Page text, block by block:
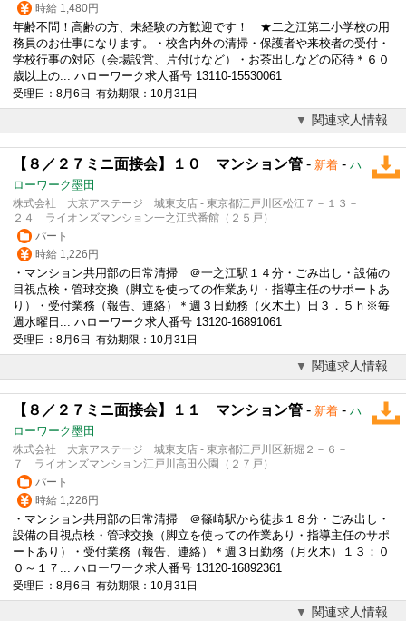
時給 1,480円
年齢不問！高齢の方、未経験の方歓迎です！ ★二之江第二小学校の用
務員のお仕事になります。・校舎内外の清掃・保護者や来校者の受付 ・
学校行事の対応（会場設営、片付けなど）・お茶出しなどの応待＊６０
歳以上の... ハローワーク求人番号 13110-15530061
受理日：8月6日 有効期限：10月31日
関連求人情報
【８／２７ミニ面接会】１０ マンション管 - 新着 - ハ
ローワーク墨田
株式会社 大京アステージ 城東支店 - 東京都江戸川区松江７－１３－
２４ ライオンズマンション一之江弐番館（２５戸）
パート
時給 1,226円
・マンション共用部の日常清掃 ＠一之江駅１４分・ごみ出し・設備の
目視点検・管球交換（脚立を使っての作業あり・指導主任のサポートあ
り）・ 受付業務（報告、連絡）＊週３日勤務（火木土）日３．５ｈ※毎
週水曜日... ハローワーク求人番号 13120-16891061
受理日：8月6日 有効期限：10月31日
関連求人情報
【８／２７ミニ面接会】１１ マンション管 - 新着 - ハ
ローワーク墨田
株式会社 大京アステージ 城東支店 - 東京都江戸川区新堀２－６－
７ ライオンズマンション江戸川高田公園（２７戸）
パート
時給 1,226円
・マンション共用部の日常清掃 ＠篠崎駅から徒歩１８分・ごみ出し・
設備の目視点検・管球交換（脚立を使っての作業あり・指導主任のサポ
ートあり）・ 受付業務（報告、連絡）＊週３日勤務（月火木）１３：０
０～１７... ハローワーク求人番号 13120-16892361
受理日：8月6日 有効期限：10月31日
関連求人情報